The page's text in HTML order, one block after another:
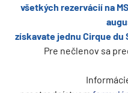
všetkých rezervácií na
získavate jednu Cirque du
Pre nečlenov sa